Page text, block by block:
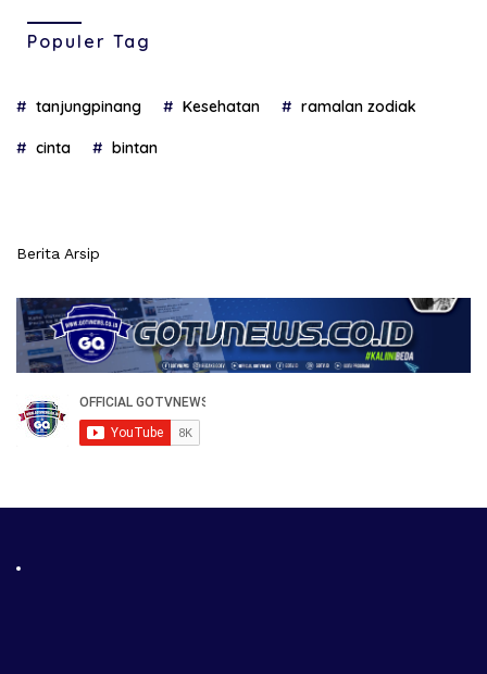
Populer Tag
tanjungpinang Kesehatan ramalan zodiak
cinta bintan
Berita Arsip